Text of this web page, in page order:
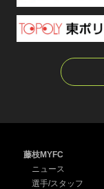
藤枝MYFC
ニュース
選手/スタッフ